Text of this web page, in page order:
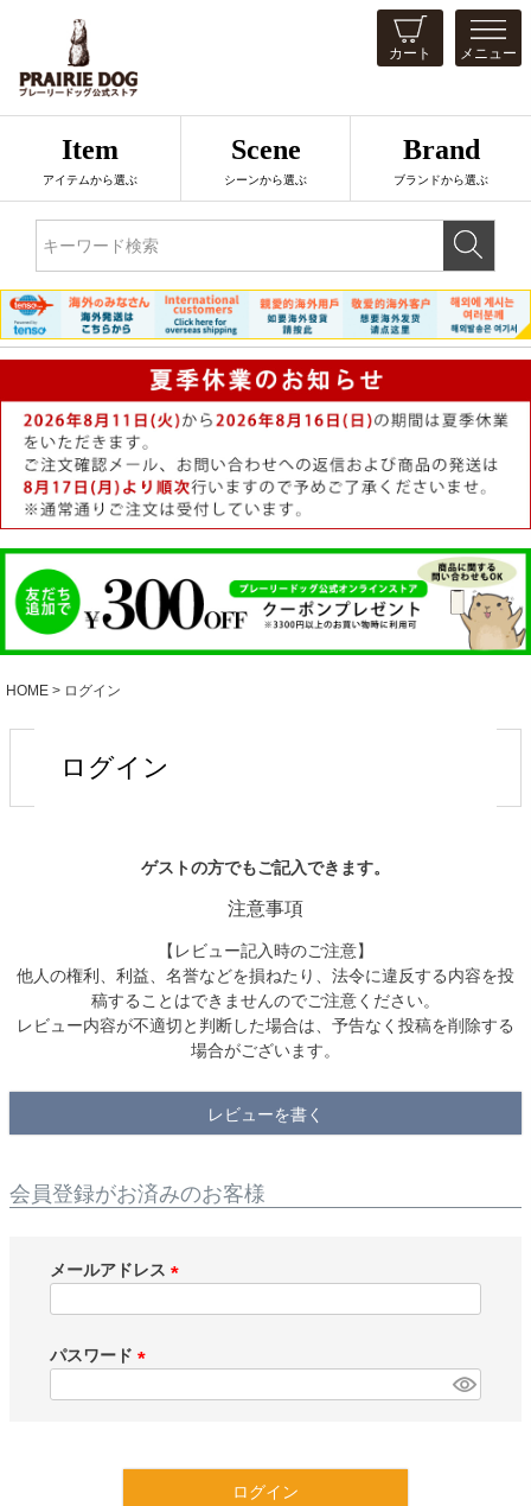
カート メニュー
Item
アイテムから選ぶ
Scene
シーンから選ぶ
Brand
ブランドから選ぶ
HOME ログイン
ログイン
ゲストの方でもご記入できます。
注意事項
【レビュー記入時のご注意】
他人の権利、利益、名誉などを損ねたり、法令に違反する内容を投
稿することはできませんのでご注意ください。
レビュー内容が不適切と判断した場合は、予告なく投稿を削除する
場合がございます。
レビューを書く
会員登録がお済みのお客様
メールアドレス
)
パスワード
ログイン